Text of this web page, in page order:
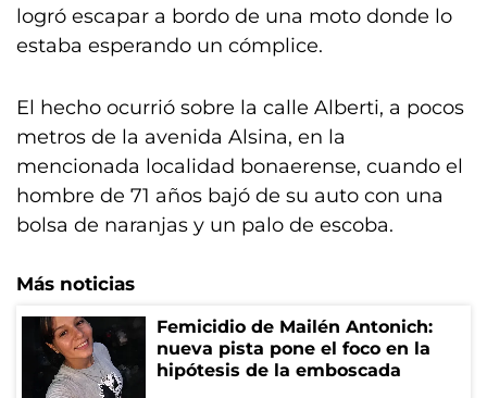
logró escapar a bordo de una moto donde lo
estaba esperando un cómplice.
El hecho ocurrió sobre la calle Alberti, a pocos
metros de la avenida Alsina, en la
mencionada localidad bonaerense, cuando el
hombre de 71 años bajó de su auto con una
bolsa de naranjas y un palo de escoba.
Más noticias
Femicidio de Mailén Antonich:
nueva pista pone el foco en la
hipótesis de la emboscada